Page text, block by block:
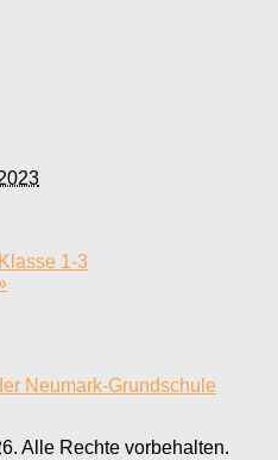
1-3
Neumark-Grundschule
Alle Rechte vorbehalten.